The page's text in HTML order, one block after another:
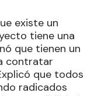
existe un
tiene una
que tienen un
contratar
que todos
radicados